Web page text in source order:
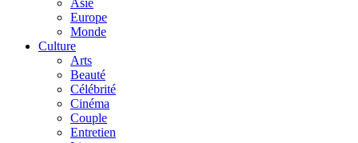
Asie
Europe
Monde
Culture
Arts
Beauté
Célébrité
Cinéma
Couple
Entretien